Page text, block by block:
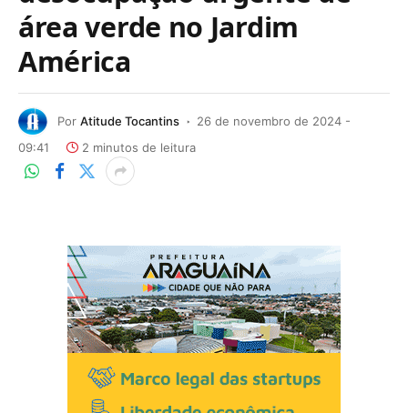
área verde no Jardim
América
Por Atitude Tocantins
26 de novembro de 2024 -
09:41
2 minutos de leitura